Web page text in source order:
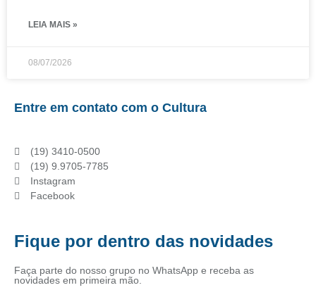
LEIA MAIS »
08/07/2026
Entre em contato com o Cultura
(19) 3410-0500
(19) 9.9705-7785
Instagram
Facebook
Fique por dentro das novidades
Faça parte do nosso grupo no WhatsApp e receba as
novidades em primeira mão.